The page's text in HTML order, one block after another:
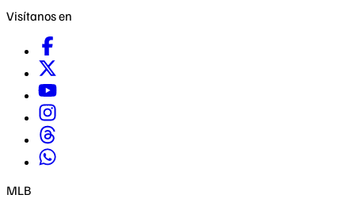
Visítanos en
MLB